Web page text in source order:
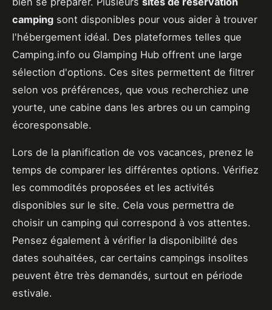
camping sont disponibles pour vous aider à trouver
l'hébergement idéal. Des plateformes telles que
Camping.info ou Glamping Hub offrent une large
sélection d'options. Ces sites permettent de filtrer
selon vos préférences, que vous recherchiez une
yourte, une cabine dans les arbres ou un camping
écoresponsable.
Lors de la planification de vos vacances, prenez le
temps de comparer les différentes options. Vérifiez
les commodités proposées et les activités
disponibles sur le site. Cela vous permettra de
choisir un camping qui correspond à vos attentes.
Pensez également à vérifier la disponibilité des
dates souhaitées, car certains campings insolites
peuvent être très demandés, surtout en période
estivale.